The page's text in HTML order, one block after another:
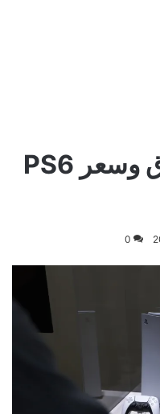
سوني: موعد إطلاق وسعر PS6
0